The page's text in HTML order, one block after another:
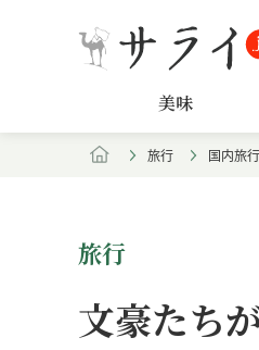
美味
旅行 国内旅行
旅行
文豪たち